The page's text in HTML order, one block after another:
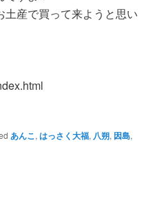
産で買って来ようと思い
あんこ, はっさく大福, 八朔, 因島,